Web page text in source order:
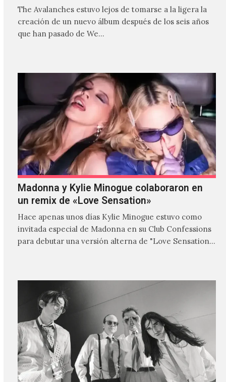
The Avalanches estuvo lejos de tomarse a la ligera la
creación de un nuevo álbum después de los seis años
que han pasado de We…
Madonna y Kylie Minogue colaboraron en
un remix de «Love Sensation»
Hace apenas unos días Kylie Minogue estuvo como
invitada especial de Madonna en su Club Confessions
para debutar una versión alterna de "Love Sensation",